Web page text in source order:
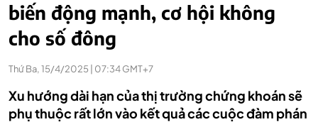
biến động mạnh, cơ hội không
cho số đông
Thứ Ba, 15/4/2025 | 07:34 GMT+7
Xu hướng dài hạn của thị trường chứng khoán sẽ
phụ thuộc rất lớn vào kết quả các cuộc đàm phán